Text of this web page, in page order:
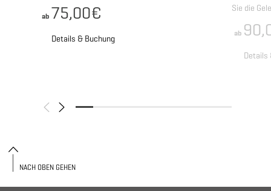
Details & Buchung
ab 75,00€
Sie die
Details
ab
NACH OBEN GEHEN